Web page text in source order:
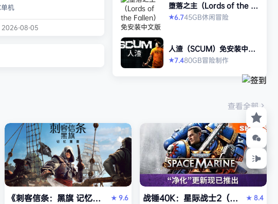
似于Polytopia或者文明系列) 您
导一个帝国，与幻想乡少女们逐
单机
2026-08-05
堕落之主（Lords of the F
allen）免安装中文版
★6.745GB休闲冒险
人渣（SCUM）免安装中文
版
★7.480GB冒险制作
查看全部
WARS Y）免安装中文版
《刺客信条：黑旗 记忆重置-虚拟机版/Assassin’s Creed Black Flag
★9.6
战锤40K：星际战士2（ ★8.4